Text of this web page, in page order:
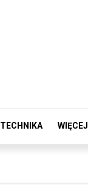
TECHNIKA WIĘCEJ